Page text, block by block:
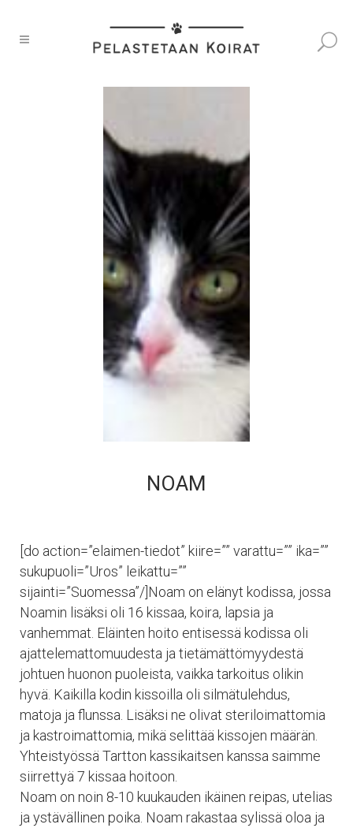
NOAM
[do action=”elaimen-tiedot” kiire=”” varattu=”” ika=””
sukupuoli=”Uros” leikattu=””
sijainti=”Suomessa”/]Noam on elänyt kodissa, jossa
Noamin lisäksi oli 16 kissaa, koira, lapsia ja
vanhemmat. Eläinten hoito entisessä kodissa oli
ajattelemattomuudesta ja tietämättömyydestä
johtuen huonon puoleista, vaikka tarkoitus olikin
hyvä. Kaikilla kodin kissoilla oli silmätulehdus,
matoja ja flunssa. Lisäksi ne olivat steriloimattomia
ja kastroimattomia, mikä selittää kissojen määrän.
Yhteistyössä Tartton kassikaitsen kanssa saimme
siirrettyä 7 kissaa hoitoon.
Noam on noin 8-10 kuukauden ikäinen reipas, utelias
ja ystävällinen poika. Noam rakastaa sylissä oloa ja